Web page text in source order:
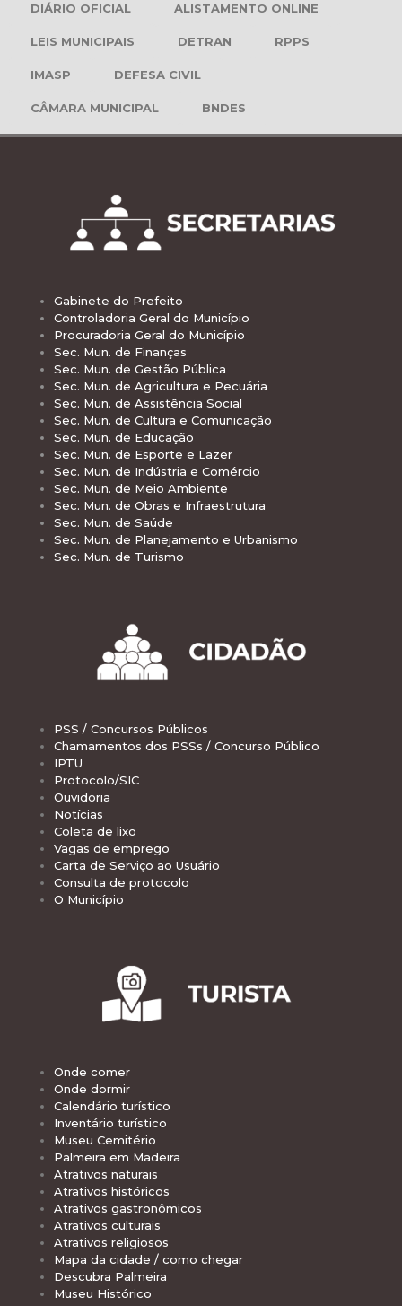
DIÁRIO OFICIAL ALISTAMENTO ONLINE
LEIS MUNICIPAIS DETRAN RPPS
IMASP DEFESA CIVIL
CÂMARA MUNICIPAL BNDES
Gabinete do Prefeito
Controladoria Geral do Município
Procuradoria Geral do Município
Sec. Mun. de Finanças
Sec. Mun. de Gestão Pública
Sec. Mun. de Agricultura e Pecuária
Sec. Mun. de Assistência Social
Sec. Mun. de Cultura e Comunicação
Sec. Mun. de Educação
Sec. Mun. de Esporte e Lazer
Sec. Mun. de Indústria e Comércio
Sec. Mun. de Meio Ambiente
Sec. Mun. de Obras e Infraestrutura
Sec. Mun. de Saúde
Sec. Mun. de Planejamento e Urbanismo
Sec. Mun. de Turismo
PSS / Concursos Públicos
Chamamentos dos PSSs / Concurso Público
IPTU
Protocolo/SIC
Ouvidoria
Notícias
Coleta de lixo
Vagas de emprego
Carta de Serviço ao Usuário
Consulta de protocolo
O Município
Onde comer
Onde dormir
Calendário turístico
Inventário turístico
Museu Cemitério
Palmeira em Madeira
Atrativos naturais
Atrativos históricos
Atrativos gastronômicos
Atrativos culturais
Atrativos religiosos
Mapa da cidade / como chegar
Descubra Palmeira
Museu Histórico